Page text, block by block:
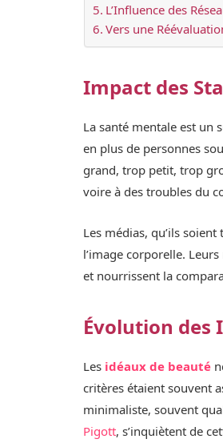
L’Influence des
Vers une
Impact des
La santé mentale est un
en plus de personnes
grand, trop petit, trop
voire à des troubles du
Les médias, qu’ils
l’image corporelle.
et nourrissent la
Évolution des
Les idéaux de beauté
critères étaient souvent
minimaliste, souvent
Pigott, s’inquiètent de